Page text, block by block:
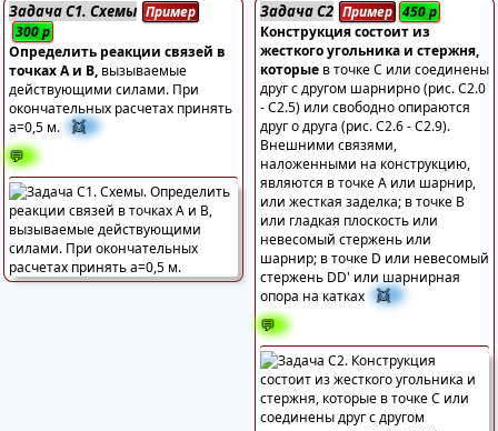
Задача С1. Схемы Пример
300р
Определить реакции связей в
точках А и В, вызываемые
действующими силами. При
окончательных расчетах принять
а=0,5 м. 👯
💬
Задача С2 Пример 450р
Конструкция состоит из
жесткого угольника и стержня,
которые в точке С или соединены
друг с другом шарнирно (рис. С2.0
- С2.5) или свободно опираются
друг о друга (рис. С2.6 - С2.9).
Внешними связями,
наложенными на конструкцию,
являются в точке А или шарнир,
или жесткая заделка; в точке В
или гладкая плоскость или
невесомый стержень или
шарнир; в точке D или невесомый
стержень DD' или шарнирная
опора на катках 👯
💬